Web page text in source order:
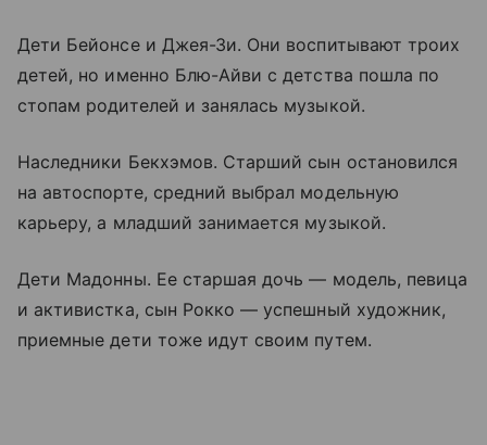
Дети Бейонсе и Джея-Зи. Они воспитывают троих
детей, но именно Блю-Айви с детства пошла по
стопам родителей и занялась музыкой.
Наследники Бекхэмов. Старший сын остановился
на автоспорте, средний выбрал модельную
карьеру, а младший занимается музыкой.
Дети Мадонны. Ее старшая дочь — модель, певица
и активистка, сын Рокко — успешный художник,
приемные дети тоже идут своим путем.